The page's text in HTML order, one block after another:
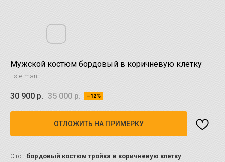
Мужской костюм бордовый в коричневую клетку
Estetman
30 900 р. 35 000 р. –12%
ОТЛОЖИТЬ НА ПРИМЕРКУ
Этот бордовый костюм тройка в коричневую клетку –